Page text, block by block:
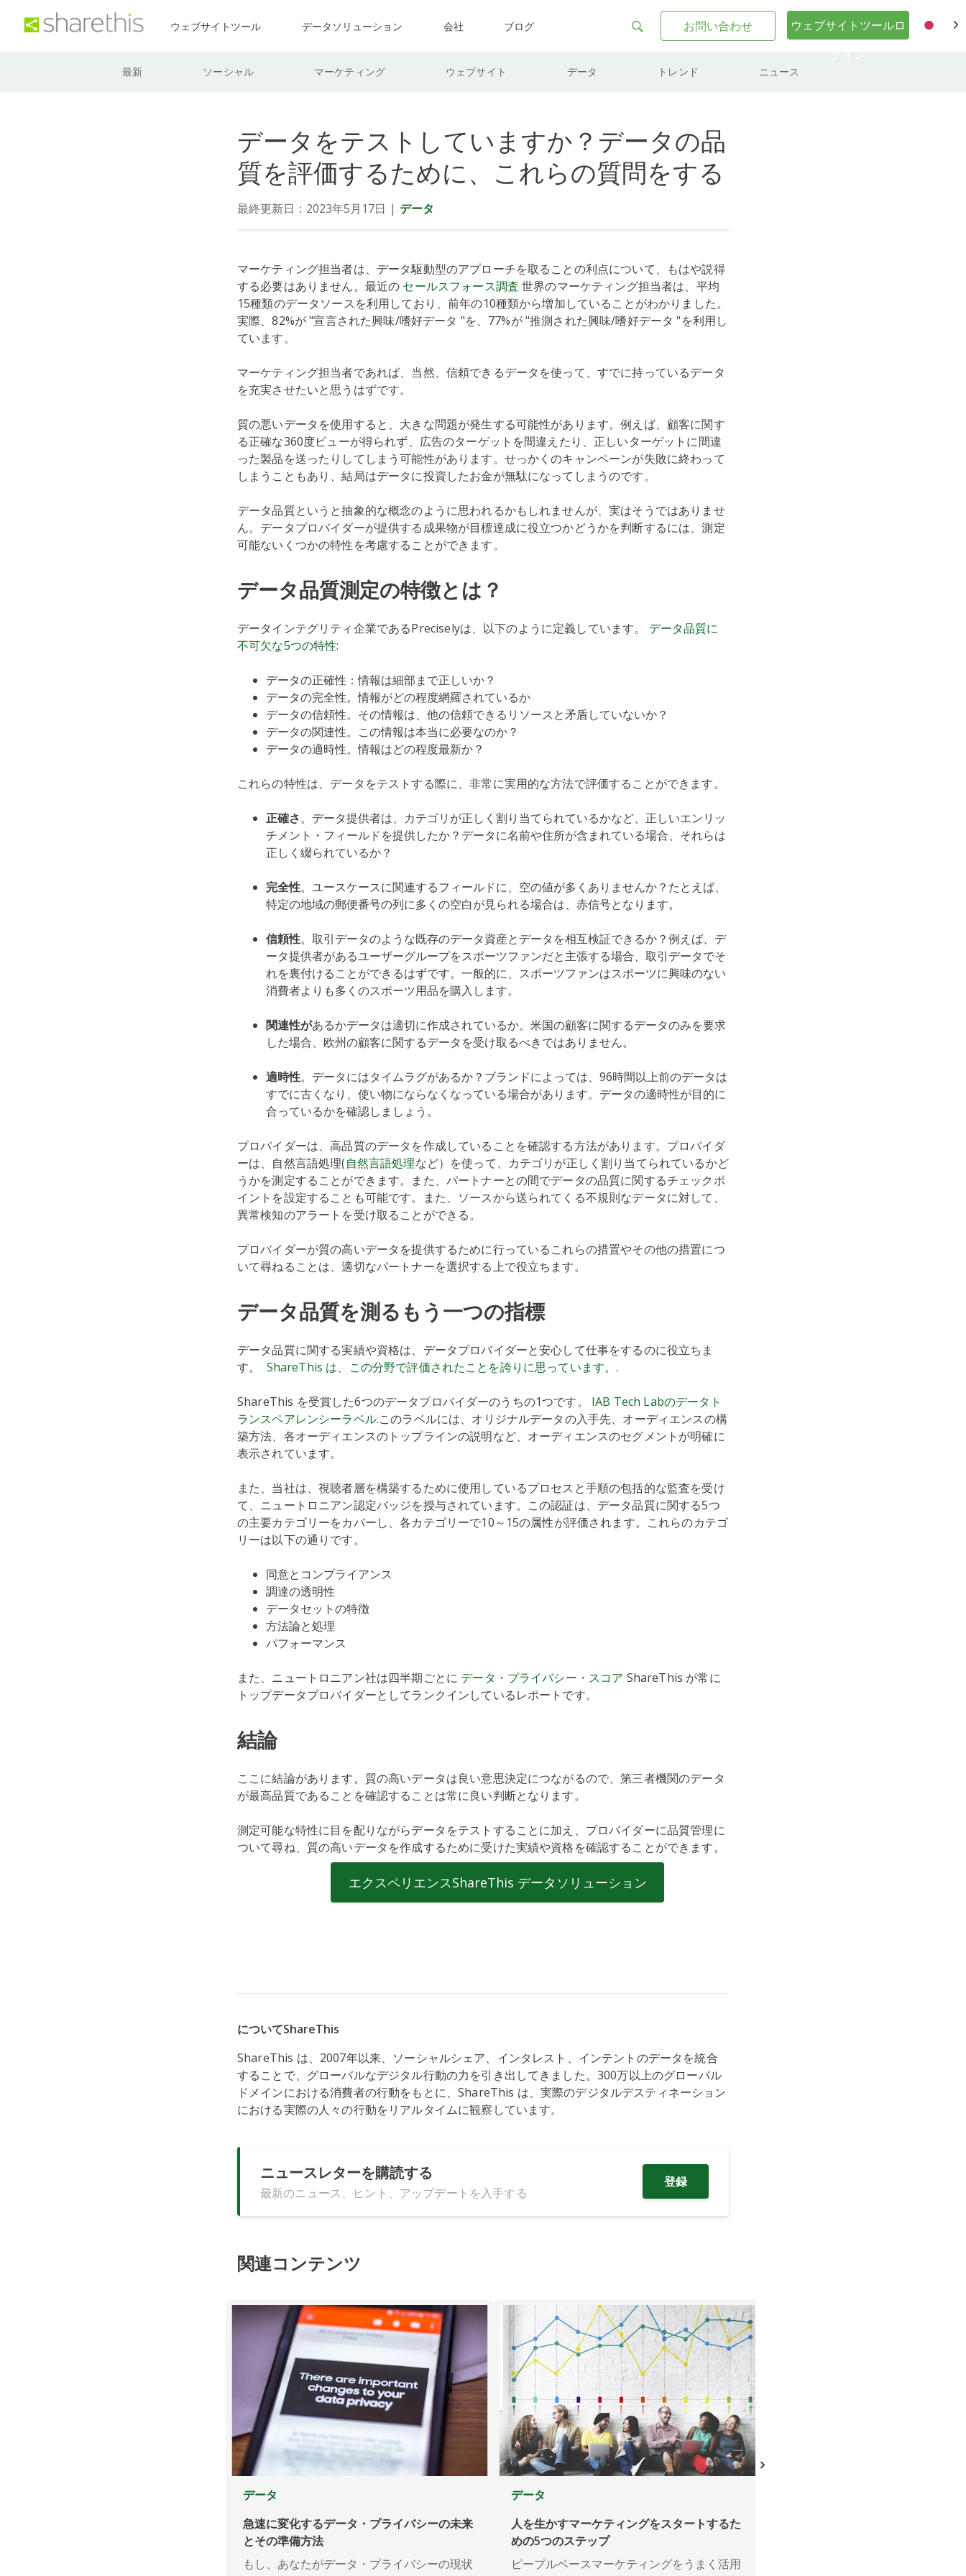
ウェブサイトツール データソリューション 会社 ブログ お問い合わせ
ウェブサイトツールロ
最新 ソーシャル マーケティング ウェブサイト データ トレンド ニュース
データをテストしていますか？データの品
質を評価するために、これらの質問をする
最終更新日：2023年5月17日 | データ
マーケティング担当者は、データ駆動型のアプローチを取ることの利点について、もはや説得
する必要はありません。最近の セールスフォース調査 世界のマーケティング担当者は、平均
15種類のデータソースを利用しており、前年の10種類から増加していることがわかりました。
実際、82%が "宣言された興味/嗜好データ "を、77%が "推測された興味/嗜好データ "を利用し
ています。
マーケティング担当者であれば、当然、信頼できるデータを使って、すでに持っているデータ
を充実させたいと思うはずです。
質の悪いデータを使用すると、大きな問題が発生する可能性があります。例えば、顧客に関す
る正確な360度ビューが得られず、広告のターゲットを間違えたり、正しいターゲットに間違
った製品を送ったりしてしまう可能性があります。せっかくのキャンペーンが失敗に終わって
しまうこともあり、結局はデータに投資したお金が無駄になってしまうのです。
データ品質というと抽象的な概念のように思われるかもしれませんが、実はそうではありませ
ん。データプロバイダーが提供する成果物が目標達成に役立つかどうかを判断するには、測定
可能ないくつかの特性を考慮することができます。
データ品質測定の特徴とは？
データインテグリティ企業であるPreciselyは、以下のように定義しています。 データ品質に
不可欠な5つの特性:
データの正確性：情報は細部まで正しいか？
データの完全性。情報がどの程度網羅されているか
データの信頼性。その情報は、他の信頼できるリソースと矛盾していないか？
データの関連性。この情報は本当に必要なのか？
データの適時性。情報はどの程度最新か？
これらの特性は、データをテストする際に、非常に実用的な方法で評価することができます。
正確さ。データ提供者は、カテゴリが正しく割り当てられているかなど、正しいエンリッ
チメント・フィールドを提供したか？データに名前や住所が含まれている場合、それらは
正しく綴られているか？
完全性。ユースケースに関連するフィールドに、空の値が多くありませんか？たとえば、
特定の地域の郵便番号の列に多くの空白が見られる場合は、赤信号となります。
信頼性。取引データのような既存のデータ資産とデータを相互検証できるか？例えば、デ
ータ提供者があるユーザーグループをスポーツファンだと主張する場合、取引データでそ
れを裏付けることができるはずです。一般的に、スポーツファンはスポーツに興味のない
消費者よりも多くのスポーツ用品を購入します。
関連性があるかデータは適切に作成されているか。米国の顧客に関するデータのみを要求
した場合、欧州の顧客に関するデータを受け取るべきではありません。
適時性。データにはタイムラグがあるか？ブランドによっては、96時間以上前のデータは
すでに古くなり、使い物にならなくなっている場合があります。データの適時性が目的に
合っているかを確認しましょう。
プロバイダーは、高品質のデータを作成していることを確認する方法があります。プロバイダ
ーは、自然言語処理(自然言語処理など）を使って、カテゴリが正しく割り当てられているかど
うかを測定することができます。また、パートナーとの間でデータの品質に関するチェックポ
イントを設定することも可能です。また、ソースから送られてくる不規則なデータに対して、
異常検知のアラートを受け取ることができる。
プロバイダーが質の高いデータを提供するために行っているこれらの措置やその他の措置につ
いて尋ねることは、適切なパートナーを選択する上で役立ちます。
データ品質を測るもう一つの指標
データ品質に関する実績や資格は、データプロバイダーと安心して仕事をするのに役立ちま
す。
ShareThis は、この分野で評価されたことを誇りに思っています。.
ShareThis を受賞した6つのデータプロバイダーのうちの1つです。 IAB Tech Labのデータト
ランスペアレンシーラベル.このラベルには、オリジナルデータの入手先、オーディエンスの構
築方法、各オーディエンスのトップラインの説明など、オーディエンスのセグメントが明確に
表示されています。
また、当社は、視聴者層を構築するために使用しているプロセスと手順の包括的な監査を受け
て、ニュートロニアン認定バッジを授与されています。この認証は、データ品質に関する5つ
の主要カテゴリーをカバーし、各カテゴリーで10～15の属性が評価されます。これらのカテゴ
リーは以下の通りです。
同意とコンプライアンス
調達の透明性
データセットの特徴
方法論と処理
パフォーマンス
また、ニュートロニアン社は四半期ごとに データ・プライバシー・スコア ShareThis が常に
トップデータプロバイダーとしてランクインしているレポートです。
結論
ここに結論があります。質の高いデータは良い意思決定につながるので、第三者機関のデータ
が最高品質であることを確認することは常に良い判断となります。
測定可能な特性に目を配りながらデータをテストすることに加え、プロバイダーに品質管理に
ついて尋ね、質の高いデータを作成するために受けた実績や資格を確認することができます。
エクスペリエンスShareThis データソリューション
についてShareThis
ShareThis は、2007年以来、ソーシャルシェア、インタレスト、インテントのデータを統合
することで、グローバルなデジタル行動の力を引き出してきました。300万以上のグローバル
ドメインにおける消費者の行動をもとに、ShareThis は、実際のデジタルデスティネーション
における実際の人々の行動をリアルタイムに観察しています。
ニュースレターを購読する
最新のニュース、ヒント、アップデートを入手する
登録
関連コンテンツ
データ
急速に変化するデータ・プライバシーの未来
とその準備方法
もし、あなたがデータ・プライバシーの現状
データ
人を生かすマーケティングをスタートするた
めの5つのステップ
ピープルベースマーケティングをうまく活用